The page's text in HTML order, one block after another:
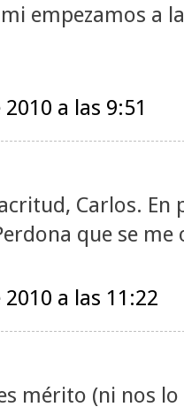
empezamos a
a las 9:51
Carlos. En
que se
a las 11:22
mérito (ni nos